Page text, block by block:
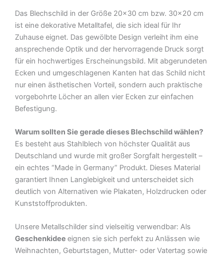
Deko
Blechschild
Menge
Das Blechschild in der Größe 20×30 cm bzw. 30×20 cm
ist eine dekorative Metalltafel, die sich ideal für Ihr
Zuhause eignet. Das gewölbte Design verleiht ihm eine
ansprechende Optik und der hervorragende Druck sorgt
für ein hochwertiges Erscheinungsbild. Mit abgerundeten
Ecken und umgeschlagenen Kanten hat das Schild nicht
nur einen ästhetischen Vorteil, sondern auch praktische
vorgebohrte Löcher an allen vier Ecken zur einfachen
Befestigung.
Warum sollten Sie gerade dieses Blechschild wählen?
Es besteht aus Stahlblech von höchster Qualität aus
Deutschland und wurde mit großer Sorgfalt hergestellt –
ein echtes “Made in Germany” Produkt. Dieses Material
garantiert Ihnen Langlebigkeit und unterscheidet sich
deutlich von Alternativen wie Plakaten, Holzdrucken oder
Kunststoffprodukten.
Unsere Metallschilder sind vielseitig verwendbar: Als
Geschenkidee eignen sie sich perfekt zu Anlässen wie
Weihnachten, Geburtstagen, Mutter- oder Vatertag sowie